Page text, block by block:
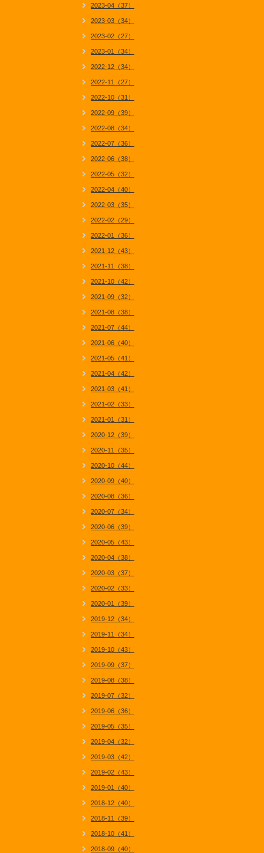
2023-04（37）
2023-03（34）
2023-02（27）
2023-01（34）
2022-12（34）
2022-11（27）
2022-10（31）
2022-09（39）
2022-08（34）
2022-07（36）
2022-06（38）
2022-05（32）
2022-04（40）
2022-03（35）
2022-02（29）
2022-01（36）
2021-12（43）
2021-11（38）
2021-10（42）
2021-09（32）
2021-08（38）
2021-07（44）
2021-06（40）
2021-05（41）
2021-04（42）
2021-03（41）
2021-02（33）
2021-01（31）
2020-12（39）
2020-11（35）
2020-10（44）
2020-09（40）
2020-08（36）
2020-07（34）
2020-06（39）
2020-05（43）
2020-04（38）
2020-03（37）
2020-02（33）
2020-01（39）
2019-12（34）
2019-11（34）
2019-10（43）
2019-09（37）
2019-08（38）
2019-07（32）
2019-06（36）
2019-05（35）
2019-04（32）
2019-03（42）
2019-02（43）
2019-01（40）
2018-12（40）
2018-11（39）
2018-10（41）
2018-09（40）